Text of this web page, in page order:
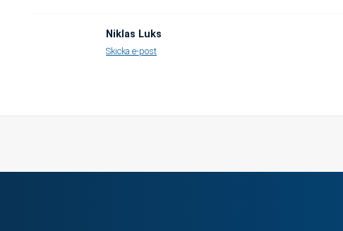
Niklas Luks
Skicka e-post